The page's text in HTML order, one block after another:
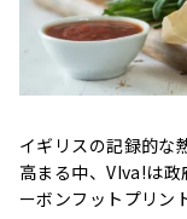
イギリスの記録的な
高まる中、VIva!は
ーボンフットプリン